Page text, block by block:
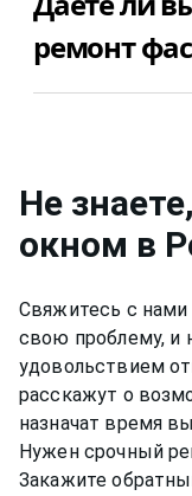
Ропша недорого
Позвоните
будет стоить
ремонт
Не
окном в
Свяжитесь с нами
свою проблему,
удовольствием
расскажут о
назначат время
Нужен срочный
Закажите